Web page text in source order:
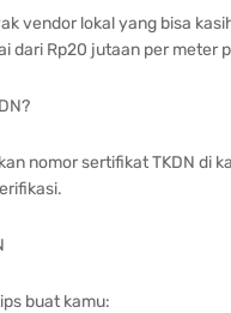
vendor lokal yang bisa
dari Rp20 jutaan per meter
nomor sertifikat TKDN di
buat kamu: